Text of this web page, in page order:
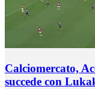
Calciomercato,
succede con